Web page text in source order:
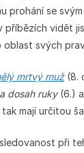
prohání se
vidět
oblast svých
mrtvý muž(8.
dosah ruky(6.) a
tak mají určitou
při